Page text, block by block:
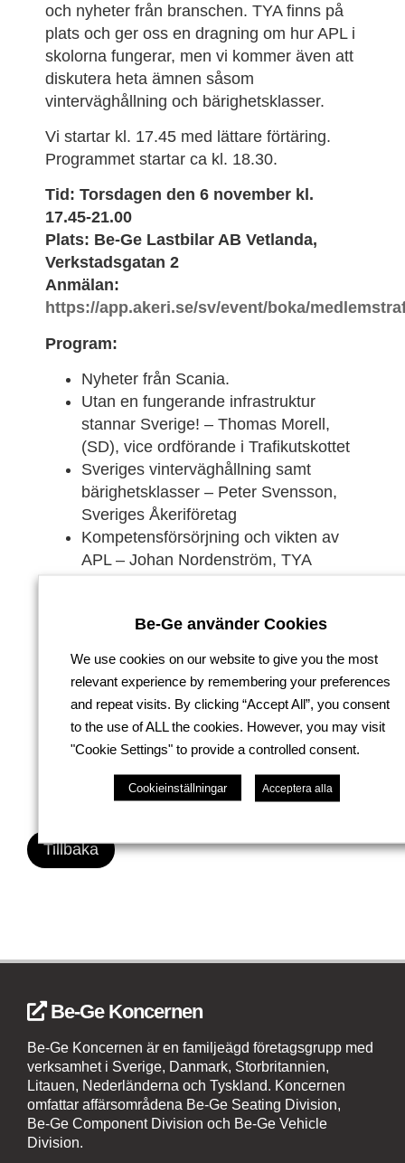
och nyheter från branschen. TYA finns på
plats och ger oss en dragning om hur APL i
skolorna fungerar, men vi kommer även att
diskutera heta ämnen såsom
vinterväghållning och bärighetsklasser.
Vi startar kl. 17.45 med lättare förtäring.
Programmet startar ca kl. 18.30.
Tid: Torsdagen den 6 november kl.
17.45-21.00
Plats: Be-Ge Lastbilar AB Vetlanda,
Verkstadsgatan 2
Anmälan:
https://app.akeri.se/sv/event/boka/
Program:
Nyheter från Scania.
Utan en fungerande infrastruktur
stannar Sverige! – Thomas Morell,
(SD), vice ordförande i Trafikutskottet
Sveriges vinterväghållning samt
bärighetsklasser – Peter Svensson,
Sveriges Åkeriföretag
Kompetensförsörjning och vikten av
APL – Johan Nordenström, TYA
– Liane Ask – Marie Jersgren
Anmäl dig här
Varmt välkomna!
Be-Ge Lastbilar AB
Tillbaka
Be-Ge Koncernen
Be-Ge Koncernen är en familjeägd företagsgrupp med
verksamhet i Sverige, Danmark, Storbritannien,
Litauen, Nederländerna och Tyskland. Koncernen
omfattar affärsområdena Be-Ge Seating Division,
Be-Ge Component Division och Be-Ge Vehicle
Division.
Be-Ge använder Cookies
We use cookies on our website to give you the most
relevant experience by remembering your preferences
and repeat visits. By clicking “Accept All”, you consent
to the use of ALL the cookies. However, you may visit
"Cookie Settings" to provide a controlled consent.
Cookieinställningar Acceptera alla